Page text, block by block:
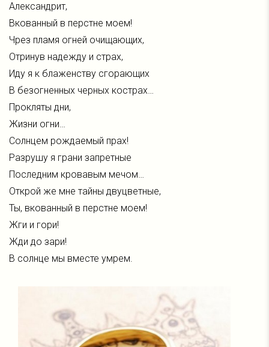
Александрит,
Вкованный в перстне моем!
Чрез пламя огней очищающих,
Отринув надежду и страх,
Иду я к блаженству сгорающих
В безогненных черных кострах…
Прокляты дни,
Жизни огни…
Солнцем рождаемый прах!
Разрушу я грани запретные
Последним кровавым мечом…
Открой же мне тайны двуцветные,
Ты, вкованный в перстне моем!
Жги и гори!
Жди до зари!
В солнце мы вместе умрем.